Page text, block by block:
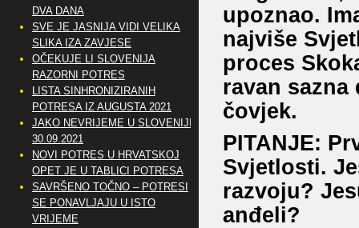
upoznao.
najviše
proces
ravan sazna
čovjek.
PITANJE:
Svjetlosti.
razvoju?
anđeli?
DVA DANA
SVE JE JASNIJA VIDI VELIKA
SLIKA IZA ZAVJESE
OČEKUJE LI SLOVENIJA
RAZORNI POTRES
LISTA SINHRONIZIRANIH
POTRESA IZ AUGUSTA 2021
JAKO NEVRIJEME U SLOVENIJI
30.09.2021
NOVI POTRES U HRVATSKOJ
OPET JE U TABLICI POTRESA
SAVRŠENO TOČNO – POTRESI
SE PONAVLJAJU U ISTO
VRIJEME